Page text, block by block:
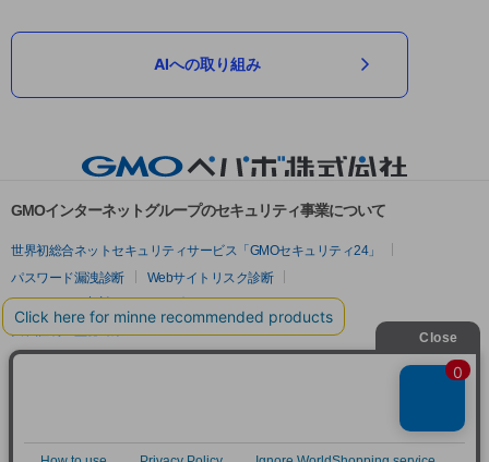
AIへの取り組み
GMOインターネットグループのセキュリティ事業について
世界初総合ネットセキュリティサービス「GMOセキュリティ24」
パスワード漏洩診断
Webサイトリスク診断
セキュリティ相談AIチャットボット
実在証明・盗聴対策
サイバー攻撃対策（GMOサイバーセキュリティ byイエラエ）